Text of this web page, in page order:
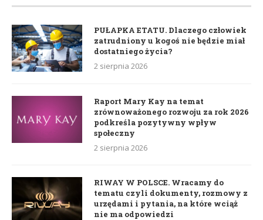
PUŁAPKA ETATU. Dlaczego człowiek
zatrudniony u kogoś nie będzie miał
dostatniego życia?
2 sierpnia 2026
Raport Mary Kay na temat
zrównoważonego rozwoju za rok 2026
podkreśla pozytywny wpływ
społeczny
2 sierpnia 2026
RIWAY W POLSCE. Wracamy do
tematu czyli dokumenty, rozmowy z
urzędami i pytania, na które wciąż
nie ma odpowiedzi